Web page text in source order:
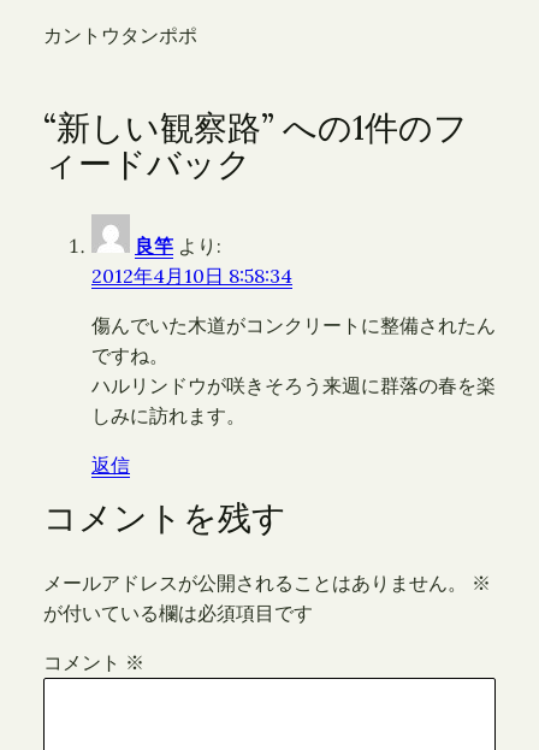
カントウタンポポ
“新しい観察路” への1件のフ
ィードバック
良竿 より:
2012年4月10日 8:58:34
傷んでいた木道がコンクリートに整備されたん
ですね。
ハルリンドウが咲きそろう来週に群落の春を楽
しみに訪れます。
返信
コメントを残す
メールアドレスが公開されることはありません。
※
が付いている欄は必須項目です
コメント ※